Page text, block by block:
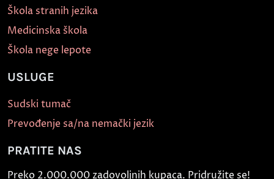
Škola stranih jezika
Medicinska škola
Škola nege lepote
USLUGE
Sudski tumač
Prevođenje sa/na nemački jezik
PRATITE NAS
Preko 2.000.000 zadovoljnih kupaca. Pridružite se!